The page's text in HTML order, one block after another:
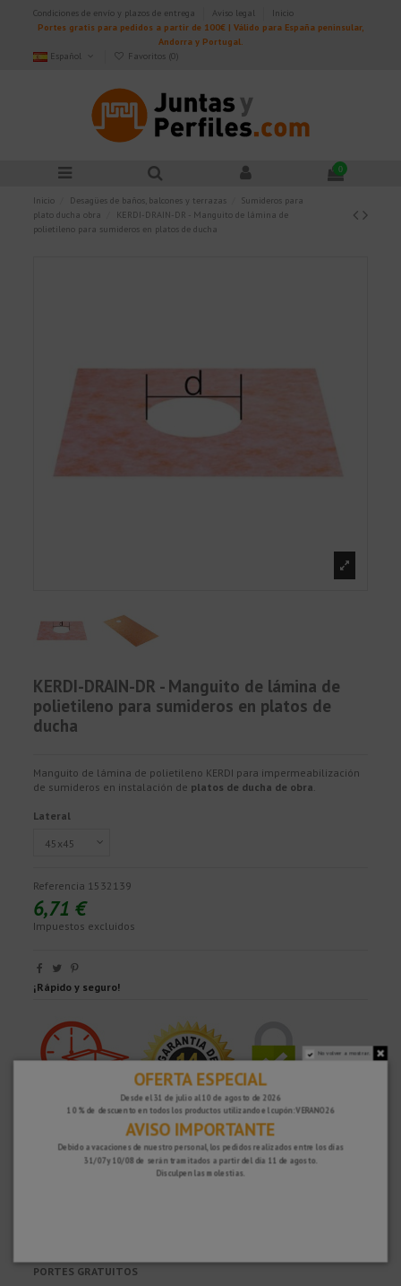
Condiciones de envío y plazos de entrega Aviso legal
Inicio
Portes gratis para pedidos a partir de 100€ | Válido para España peninsular,
Andorra y Portugal.
Español
Favoritos (0)
0
Inicio Desagües de baños, balcones y terrazas
Sumideros para
plato ducha obra
KERDI-DRAIN-DR - Manguito de lámina de
polietileno para sumideros en platos de ducha
KERDI-DRAIN-DR - Manguito de lámina de
polietileno para sumideros en platos de
ducha
Manguito de lámina de polietileno KERDI para impermeabilización
de sumideros en instalación de platos de ducha de obra.
Lateral
Referencia 1532139
6,71 €
Impuestos excluidos
¡Rápido y seguro!
PORTES GRATUITOS
No volver a mostrar.
OFERTA ESPECIAL
Desde el 31 de julio al 10 de agosto de 2026
10 % de descuento en todos los productos utilizando el cupón: VERANO26
AVISO IMPORTANTE
Debido a vacaciones de nuestro personal, los pedidos realizados entre los días
31/07 y 10/08 de serán tramitados a partir del día 11 de agosto.
Disculpen las molestias.